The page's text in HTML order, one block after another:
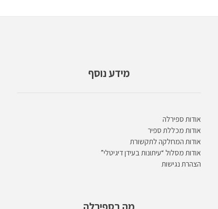
מידע נוסף
אודות ספירלה
אודות מכללת ספיר
אודות המחלקה לתקשורת
אודות מסלול “עיתונות בעידן דיגיטלי”
הצהרת נגישות